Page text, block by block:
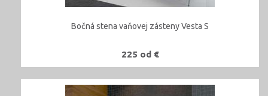
Bočná stena vaňovej zásteny Vesta S
225 od €